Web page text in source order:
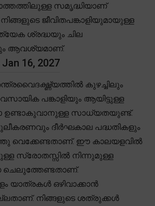
സമൃദ്ധിയാണ്
ജീവിതപങ്കാളിയുമായുള്ള
ശ്രദ്ധയും ചില
ആവശ്യമാണ്.
16, 2027
കുഴച്ചിലും
പങ്കാളിയും ആയിട്ടുള്ള
ഉണ്ടാകുവാനുള്ള സാധ്യതയുണ്ട്.
ദീർഘകാല പദ്ധതികളും
വെക്കേണ്ടതാണ്. ഈ കാലയളവിൽ
സ്രോതസ്സിൽ നിന്നുമുള്ള
ചെലുത്തേണ്ടതാണ്.
യാത്രകൾ ഒഴിവാക്കാൻ
നിങ്ങളുടെ ശത്രുക്കൾ